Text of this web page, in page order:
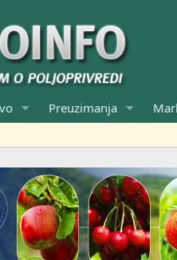
Preuzimanja